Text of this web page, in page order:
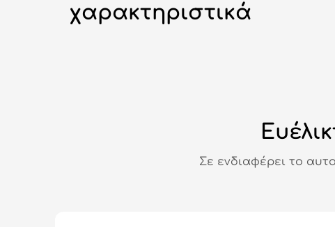
χαρακτηριστικά
Σε ενδιαφέρει το